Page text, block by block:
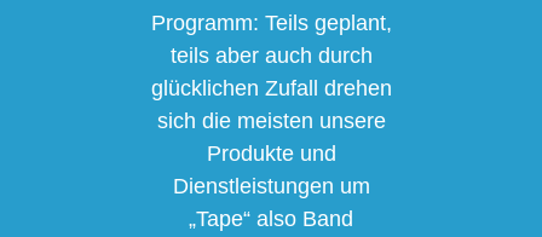
Programm: Teils geplant,
teils aber auch durch
glücklichen Zufall drehen
sich die meisten unsere
Produkte und
Dienstleistungen um
„Tape“ also Band